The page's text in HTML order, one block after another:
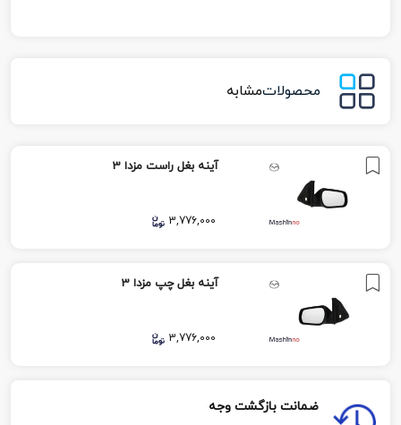
محصولاتمشابه
آینه بغل راست مزدا 3
3,776,000
آینه بغل چپ مزدا 3
3,776,000
ضمانت بازگشت وجه